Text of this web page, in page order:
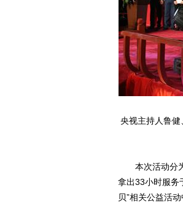
央视主持人鲁
本次活动分为
拿出33小时服务
贝”相关公益活